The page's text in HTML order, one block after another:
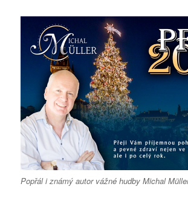
Popřál i známý autor vážné hudby Michal